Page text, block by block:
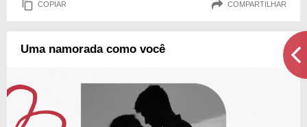
COPIAR COMPARTILHAR
Uma namorada como você